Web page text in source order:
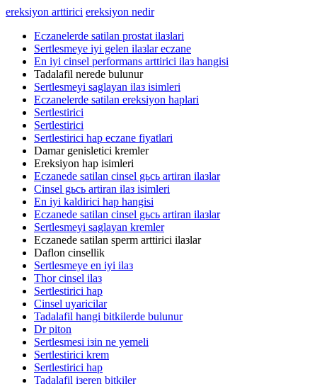
ereksiyon arttirici ereksiyon nedir
Eczanelerde satilan prostat ilaзlari
Sertlesmeye iyi gelen ilaзlar eczane
En iyi cinsel performans arttirici ilaз hangisi
Tadalafil nerede bulunur
Sertlesmeyi saglayan ilaз isimleri
Eczanelerde satilan ereksiyon haplari
Sertlestirici
Sertlestirici
Sertlestirici hap eczane fiyatlari
Damar genisletici kremler
Ereksiyon hap isimleri
Eczanede satilan cinsel gьcь artiran ilaзlar
Cinsel gьcь artiran ilaз isimleri
En iyi kaldirici hap hangisi
Eczanede satilan cinsel gьcь artiran ilaзlar
Sertlesmeyi saglayan kremler
Eczanede satilan sperm arttirici ilaзlar
Daflon cinsellik
Sertlesmeye en iyi ilaз
Thor cinsel ilaз
Sertlestirici hap
Cinsel uyaricilar
Tadalafil hangi bitkilerde bulunur
Dr piton
Sertlesmesi iзin ne yemeli
Sertlestirici krem
Sertlestirici hap
Tadalafil iзeren bitkiler